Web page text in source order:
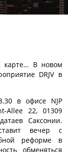
карте… В новом
DRJV в
в офисе NJP
Allee 22, 01309
Саксонии.
вечер с
реформе в
обменяться